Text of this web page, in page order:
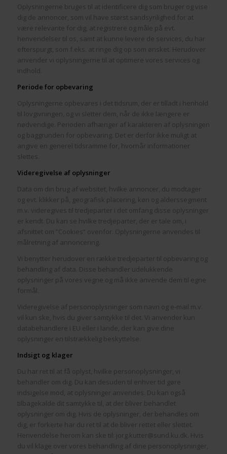
Oplysningerne bruges til at identificere dig som bruger og vise
dig de annoncer, som vil have størst sandsynlighed for at
være relevante for dig, at registrere og måle på evt.
henvendelser til os, samt at kunne levere de services, du har
efterspurgt, som f.eks. at ringe dig op som ønsket. Herudover
anvender vi oplysningerne til at optimere vores services og
indhold.
Periode for opbevaring
Oplysningerne opbevares i det tidsrum, der er tilladt i henhold
til lovgivningen, og vi sletter dem, når de ikke længere er
nødvendige. Perioden afhænger af karakteren af oplysningen
og baggrunden for opbevaring. Det er derfor ikke muligt at
angive en generel tidsramme for, hvornår informationer
slettes.
Videregivelse af oplysninger
Data om din brug af websitet, hvilke annoncer, du modtager
og evt. klikker på, geografisk placering, køn og alderssegment
m.v. videregives til tredjeparter i det omfang disse oplysninger
er kendt. Du kan se hvilke tredjeparter, der er tale om, i
afsnittet om ”Cookies” ovenfor. Oplysningerne anvendes til
målretning af annoncering.
Vi benytter herudover en række tredjeparter til opbevaring og
behandling af data. Disse behandler udelukkende
oplysninger på vores vegne og må ikke anvende dem til egne
formål.
Videregivelse af personoplysninger som navn og e-mail m.v.
vil kun ske, hvis du giver samtykke til det. Vi anvender kun
databehandlere i EU eller i lande, der kan give dine
oplysninger en tilstrækkelig beskyttelse.
Indsigt og klager
Du har ret til at få oplyst, hvilke personoplysninger, vi
behandler om dig. Du kan desuden til enhver tid gøre
indsigelse mod, at oplysninger anvendes. Du kan også
tilbagekalde dit samtykke til, at der bliver behandlet
oplysninger om dig. Hvis de oplysninger, der behandles om
dig, er forkerte har du ret til at de bliver rettet eller slettet.
Henvendelse herom kan ske til: jorg.kutter@sund.ku.dk. Hvis
du vil klage over vores behandling af dine personoplysninger,